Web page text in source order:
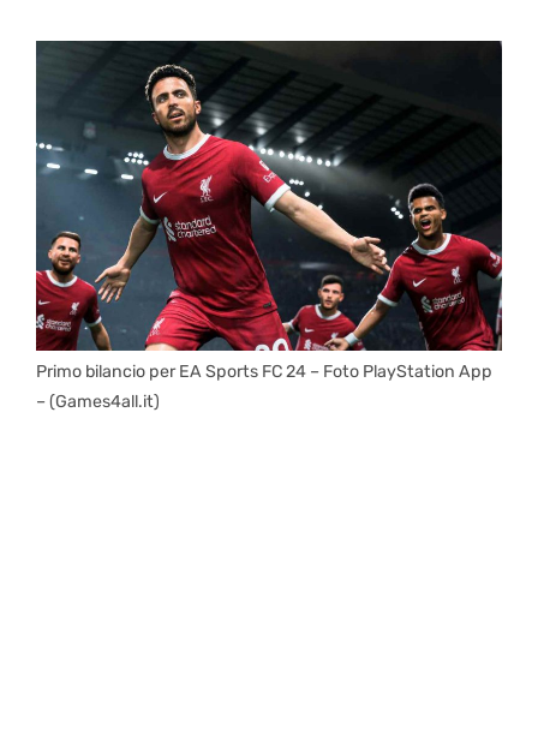
Primo bilancio per EA Sports FC 24 – Foto PlayStation App
– (Games4all.it)